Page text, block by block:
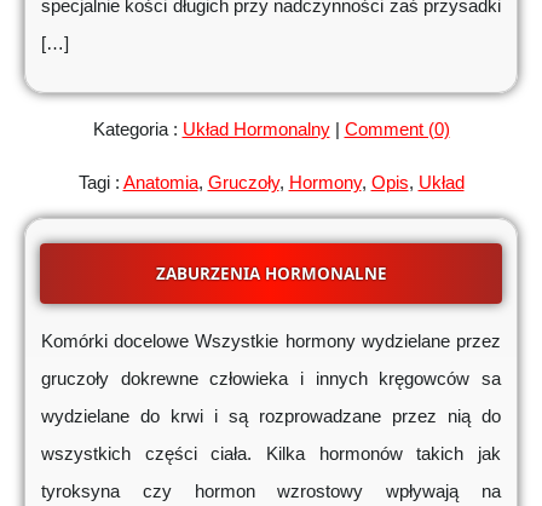
specjalnie kości długich przy nadczynności zaś przysadki
[…]
Kategoria : Układ Hormonalny| Comment (0)
Tagi : Anatomia, Gruczoły, Hormony, Opis, Układ
ZABURZENIA HORMONALNE
Komórki docelowe Wszystkie hormony wydzielane przez
gruczoły dokrewne człowieka i innych kręgowców sa
wydzielane do krwi i są rozprowadzane przez nią do
wszystkich części ciała. Kilka hormonów takich jak
tyroksyna czy hormon wzrostowy wpływają na